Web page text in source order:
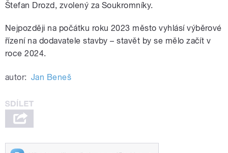
Štefan Drozd, zvolený za Soukromníky.
Nejpozději na počátku roku 2023 město vyhlásí výběrové
řízení na dodavatele stavby – stavět by se mělo začít v
roce 2024.
autor: Jan Beneš